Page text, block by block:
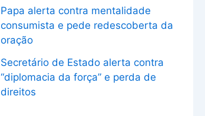
Papa alerta contra mentalidade
consumista e pede redescoberta da
oração
Secretário de Estado alerta contra
“diplomacia da força” e perda de
direitos